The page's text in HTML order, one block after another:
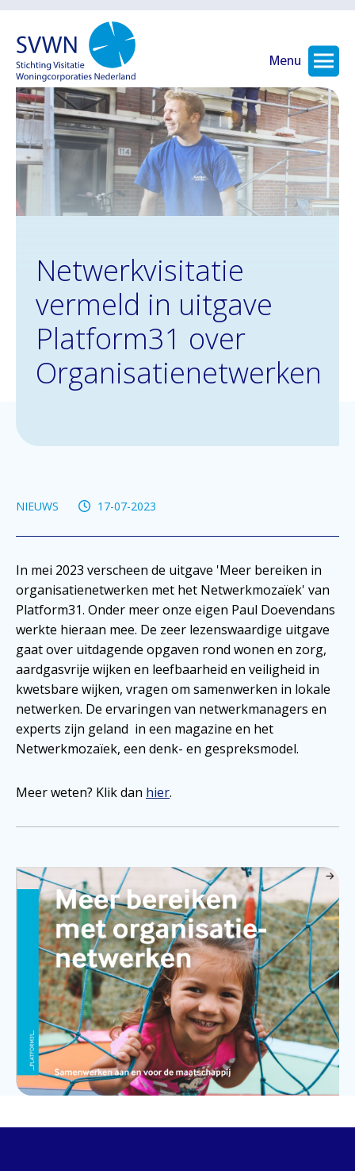
Menu
Netwerkvisitatie
vermeld in uitgave
Platform31 over
Organisatienetwerken
NIEUWS 17-07-2023
In mei 2023 verscheen de uitgave 'Meer bereiken in
organisatienetwerken met het Netwerkmozaïek' van
Platform31. Onder meer onze eigen Paul Doevendans
werkte hieraan mee. De zeer lezenswaardige uitgave
gaat over uitdagende opgaven rond wonen en zorg,
aardgasvrije wijken en leefbaarheid en veiligheid in
kwetsbare wijken, vragen om samenwerken in lokale
netwerken. De ervaringen van netwerkmanagers en
experts zijn geland in een magazine en het
Netwerkmozaïek, een denk- en gespreksmodel.
Meer weten? Klik dan hier.